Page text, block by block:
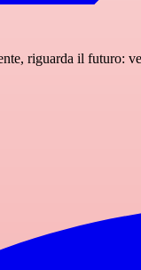
riguarda il futuro: